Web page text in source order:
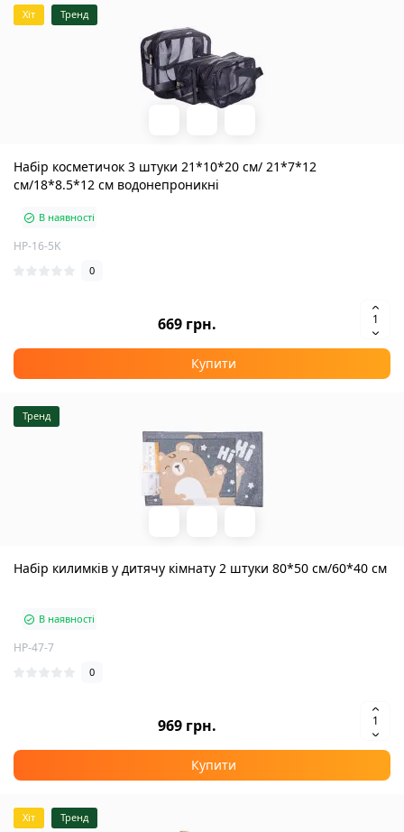
Хіт Тренд
Набір косметичок 3 штуки 21*10*20 см/ 21*7*12
см/18*8.5*12 см водонепроникні
В наявності
HP-16-5K
0
669 грн.
Купити
Тренд
Набір килимків у дитячу кімнату 2 штуки 80*50 см/60*40 см
В наявності
HP-47-7
0
969 грн.
Купити
Хіт Тренд